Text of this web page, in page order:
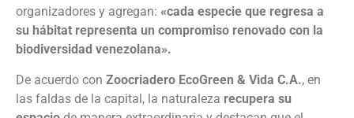
organizadores y agregan: «cada especie que regresa a
su hábitat representa un compromiso renovado con la
biodiversidad venezolana».
De acuerdo con Zoocriadero EcoGreen & Vida C.A., en
las faldas de la capital, la naturaleza recupera su